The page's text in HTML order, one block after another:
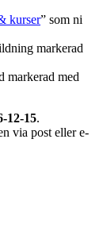
kurser” som ni
markerad
markerad med
12-15.
via post eller e-